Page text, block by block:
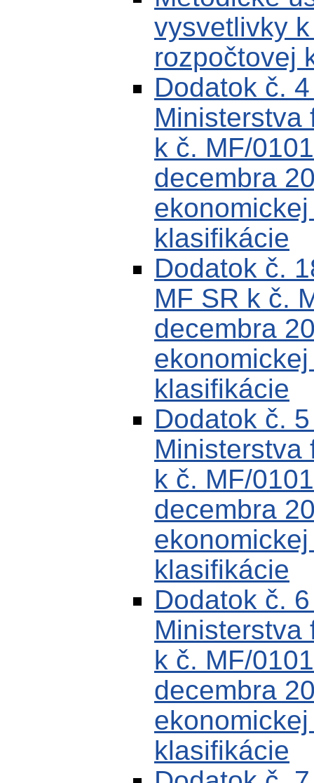
vysvetlivky
rozpočtovej
Dodatok č.
Ministerstva
k č. MF/
decembra
klasifikácie
Dodatok č.
MF SR k č.
decembra
klasifikácie
Dodatok č.
Ministerstva
k č. MF/
decembra
klasifikácie
Dodatok č.
Ministerstva
k č. MF/
decembra
klasifikácie